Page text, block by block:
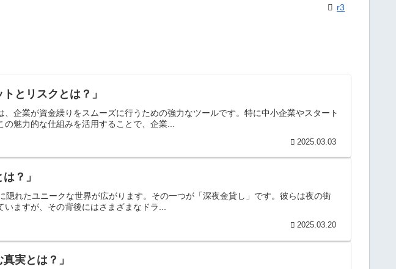
r3
とリスクとは？」
企業が資金繰りをスムーズに行うための強力なツールです。特に中小企業やスタート
魅力的な仕組みを活用することで、企業...
2025.03.03
？」
れたユニークな世界が広がります。その一つが「深夜金貸し」です。彼らは夜の街
ますが、その背後にはさまざまなドラ...
2025.03.20
実とは？」